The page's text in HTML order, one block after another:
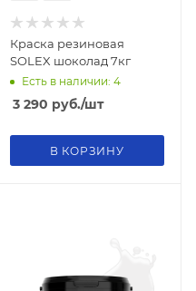
Краска резиновая
SOLEX шоколад 7кг
Есть в наличии: 4
3 290 руб./шт
В КОРЗИНУ